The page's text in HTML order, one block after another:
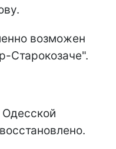
возможен
Старокозаче".